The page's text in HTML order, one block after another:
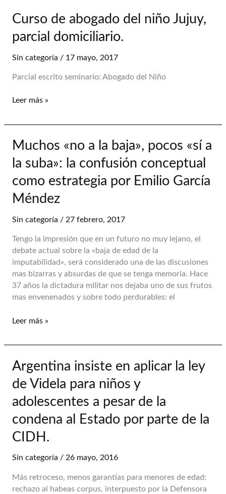
Curso de abogado del niño Jujuy,
parcial domiciliario.
Sin categoría / 17 mayo, 2017
Parcial escrito seminario: Abogado del Niño
Curso
abogado
niño
Jujuy,
domiciliario.
Leer más »
Muchos «no a la baja», pocos «sí a
la suba»: la confusión conceptual
como estrategia por Emilio García
Méndez
Sin categoría / 27 febrero, 2017
Tengo la impresión que en un futuro no muy lejano, el
debate actual sobre la «baja de edad de la
imputabilidad», será considerado una de las discusiones
mas bizarras y absurdas de que se tenga memoria. Hace
37 años la dictadura militar nos dejaba uno de sus frutos
mas envenenados y sobre todo perdurables: el
Muchos
a
la
pocos
a
la
suba»:
la
confusión
conceptual
por
Leer más »
Argentina insiste en aplicar la ley
de Videla para niños y
adolescentes a pesar de la
condena al Estado por parte de la
CIDH.
Sin categoría / 26 mayo, 2016
Más retroceso, menos garantías para menores de edad:
rechazo al habeas corpus, interpuesto por la Defensora
Argentina
insiste
en
aplicar
ley
de
Videla
para
y
adolescentes